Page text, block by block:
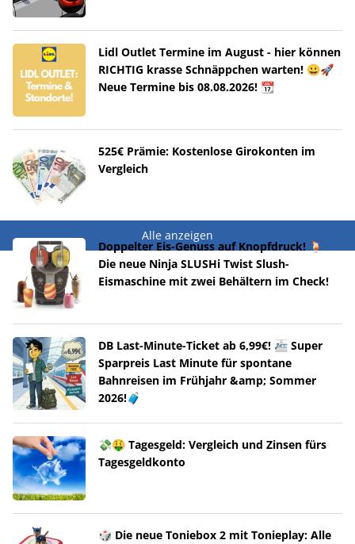
Lidl Outlet Termine im August - hier können
RICHTIG krasse Schnäppchen warten! 😀🚀
Neue Termine bis 08.08.2026! 📆
525€ Prämie: Kostenlose Girokonten im
Vergleich
Alle anzeigen
Doppelter Eis-Genuss auf Knopfdruck! 🍹
Die neue Ninja SLUSHi Twist Slush-
Eismaschine mit zwei Behältern im Check!
DB Last-Minute-Ticket ab 6,99€! 🚈 Super
Sparpreis Last Minute für spontane
Bahnreisen im Frühjahr &amp; Sommer
2026!🧳
💸🤑 Tagesgeld: Vergleich und Zinsen fürs
Tagesgeldkonto
🎲 Die neue Toniebox 2 mit Tonieplay: Alle